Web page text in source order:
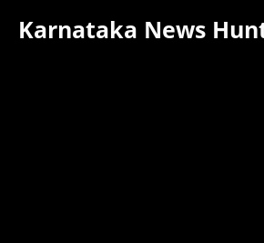
Karnataka News